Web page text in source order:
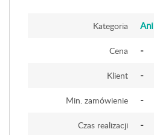
Kategoria
Cena -
Klient -
Min. zamówienie -
Czas realizacji -